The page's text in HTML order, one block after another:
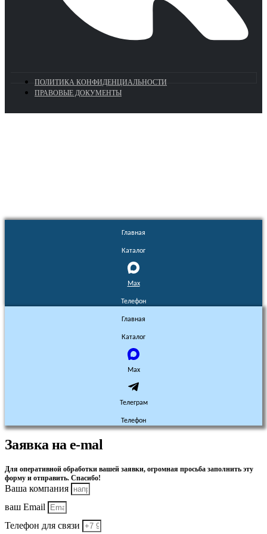
ПОЛИТИКА КОНФИДЕНЦИАЛЬНОСТИ
ПРАВОВЫЕ ДОКУМЕНТЫ
Главная
Каталог
Max
Телефон
Главная
Каталог
Max
Телеграм
Телефон
Заявка на e-mal
Для оперативной обработки вашей заявки, огромная просьба заполнить эту
форму и отправить. Спасибо!
Ваша компания
ваш Email
Телефон для связи